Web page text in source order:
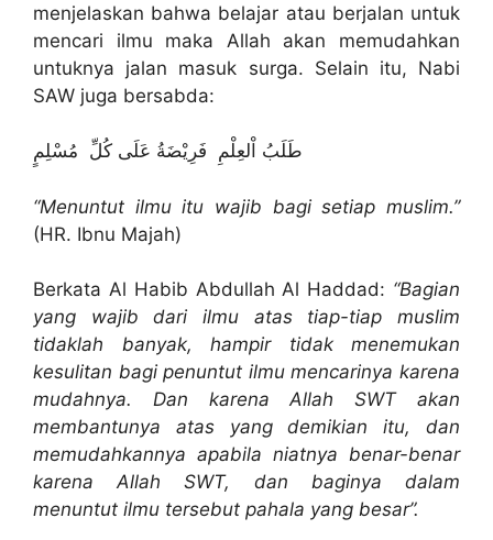
menjelaskan bahwa belajar atau berjalan untuk
mencari ilmu maka Allah akan memudahkan
untuknya jalan masuk surga. Selain itu, Nabi
SAW juga bersabda:
طَلَبُ اْلعِلْمِ فَرِيْضَةُ عَلَى كُلِّ مُسْلِمٍ
“Menuntut ilmu itu wajib bagi setiap muslim.”
(HR. Ibnu Majah)
Berkata Al Habib Abdullah Al Haddad: “Bagian
yang wajib dari ilmu atas tiap-tiap muslim
tidaklah banyak, hampir tidak menemukan
kesulitan bagi penuntut ilmu mencarinya karena
mudahnya. Dan karena Allah SWT akan
membantunya atas yang demikian itu, dan
memudahkannya apabila niatnya benar-benar
karena Allah SWT, dan baginya dalam
menuntut ilmu tersebut pahala yang besar”.